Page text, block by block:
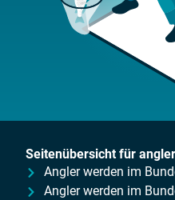
Seitenübersicht für
Angler werden im
Angler werden im